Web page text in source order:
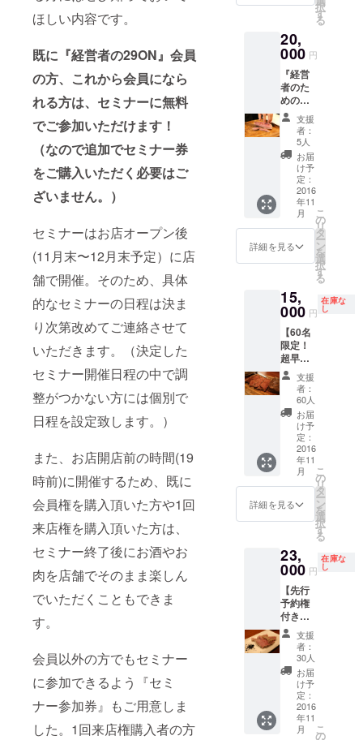
ほしい内容です。
既に『経営者の29ON』会員
の方、これから会員になら
れる方は、セミナーに無料
でご参加いただけます！
（なので追加でセミナー券
をご購入いただく必要はご
ざいません。）
セミナーはお店オープン後
(11月末〜12月末予定）に店
舗で開催。そのため、具体
的なセミナーの日程は決ま
り次第改めてご連絡させて
いただきます。（決定した
セミナー開催日程の中で調
整がつかない方には個別で
日程を設定致します。）
また、お店開店前の時間(19
時前)に開催するため、既に
会員権を購入頂いた方や1回
来店権を購入頂いた方は、
セミナー終了後にお酒やお
肉を店舗でそのまま楽しん
でいただくこともできま
す。
会員以外の方でもセミナー
に参加できるよう『セミ
ナー参加券』もご用意しま
した。1回来店権購入者の方
セミ
ナーは
新宿三
丁目の
店舗で
開催し
ます。
（セミ
ナーに
参加さ
れる方
にはお
店の場
所を個
別でご
し上げ
ます）
■日程は
者のた
めの
29ON』
OPEN
後(11月
末〜12
月末）
複数回
設定予
定で
す。日
時が確
定次第
ご連絡
いたし
どうし
てもセ
開催日
に予定
の合わ
ない方
に関し
ては個
別で日
程を設
けさせ
ていた
だきま
す。 ■
お店開
店前の
時間(19
（例；4
名でご
来店さ
れる場
合は4個
購入が
必要）
・お店
の住所
や予約
は個別
でメー
ル対応
致しま
す。 ・
19:00~
21:00の
完全1部
業とな
りま
す。
（開始
時刻を
過ぎて
からの
入店も
可能で
すが終
了の時
刻は変
更でき
ませ
ん。）
店権に
は以下
が全て
含まれ
ていま
す。 ・
低温調
理のお
肉を
使った
低糖質
の肉
コース
(6000
円)+飲
み放題
29ON』
員権は
CAMPF
IRE限
定！
（CAM
PFIRE
以外で
会員に
なった
通常会
員様は
年会費
がかか
りま
す） ・
この会
員権を
むグ
ループ
のみご
来店す
ること
ができ
ます。
（1グ
ループ
12名様
までご
予約い
ただけ
ます）
・お店
からの
完全予
員制に
なりま
す。
（お店
の住所
や予約
フォー
ムは非
公開の
ため会
員にな
られた
お客様
にメー
択
す
る
20,
000 円
『経営
者のた
めの
29ON』
永年会
員権 ■
年会費
のかか
らない
『経営
者のた
めの
29ON』
永年会
員権は
CAMPF
定！
（CAM
PFIRE
以外で
会員に
なった
通常会
員様は
年会費
20000
円がか
かりま
す） ・
この会
員権を
ご購入
頂いた
のみご
来店す
ること
ができ
ます。
（1グ
ループ
12名様
までご
予約い
ただけ
ます）
・お店
はWeb
からの
支援
者：
5人
お届
け予
定：
2016
年11
月
詳細を見る
こ
の
リ
タ
ー
ン
を
選
択
す
る
15,
000 円
在庫な
し
【60名
限定！
超早割
価格】
『経営
者のた
めの
29ON』
永年会
員権 ■
年会費
のかか
らない
『経営
者のた
めの
永年会
員権は
CAMPF
IRE限
定！
（CAM
PFIRE
以外で
会員に
なった
通常会
員様は
年会費
20000
円がか
支援
者：
60人
お届
け予
定：
2016
年11
月
詳細を見る
こ
の
リ
タ
ー
ン
を
選
択
す
る
23,
000 円
在庫な
し
【先行
予約権
付き】
『経営
者のた
めの
29ON』
永年会
員権 ■
年会費
のかか
らない
支援
者：
30人
お届
け予
定：
2016
年11
月
こ
の